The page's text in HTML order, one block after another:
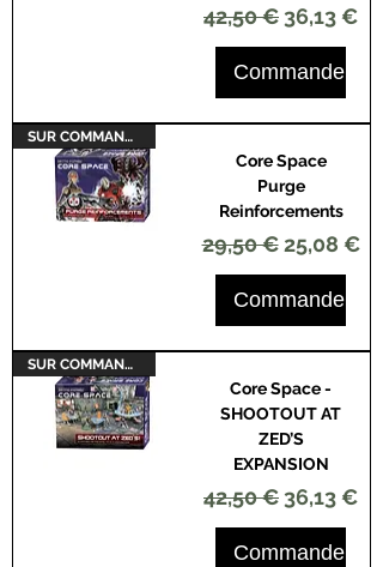
Prix original
42,50 € Prix
36,13 €
Commander
SUR COMMANDE
Core Space
Purge
Reinforcements
Prix original
29,50 € Prix
25,08 €
Commander
SUR COMMANDE
Core Space -
SHOOTOUT AT
ZED’S
EXPANSION
Prix original
42,50 € Prix
36,13 €
Commander